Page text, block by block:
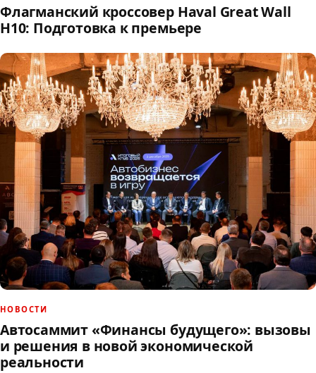
Флагманский кроссовер Haval Great Wall
H10: Подготовка к премьере
НОВОСТИ
Автосаммит «Финансы будущего»: вызовы
и решения в новой экономической
реальности